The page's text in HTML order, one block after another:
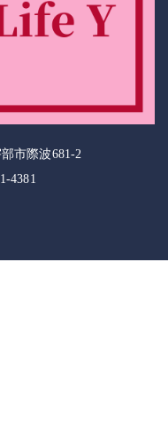
市際波681-2
4381